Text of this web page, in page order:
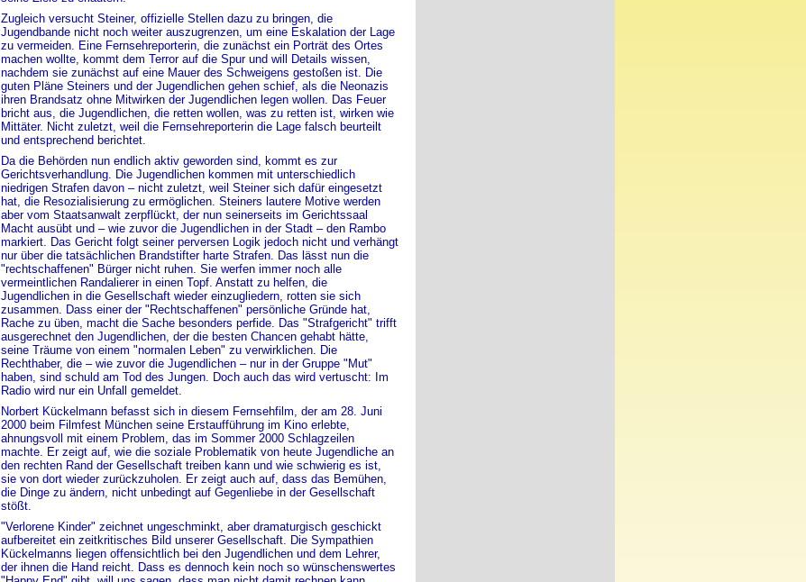
Zugleich versucht Steiner, offizielle Stellen dazu zu bringen, die
Jugendbande nicht noch weiter auszugrenzen, um eine Eskalation der Lage
zu vermeiden. Eine Fernsehreporterin, die zunächst ein Porträt des Ortes
machen wollte, kommt dem Terror auf die Spur und will Details wissen,
nachdem sie zunächst auf eine Mauer des Schweigens gestoßen ist. Die
guten Pläne Steiners und der Jugendlichen gehen schief, als die Neonazis
ihren Brandsatz ohne Mitwirken der Jugendlichen legen wollen. Das Feuer
bricht aus, die Jugendlichen, die retten wollen, was zu retten ist, wirken wie
Mittäter. Nicht zuletzt, weil die Fernsehreporterin die Lage falsch beurteilt
und entsprechend berichtet.
Da die Behörden nun endlich aktiv geworden sind, kommt es zur
Gerichtsverhandlung. Die Jugendlichen kommen mit unterschiedlich
niedrigen Strafen davon – nicht zuletzt, weil Steiner sich dafür eingesetzt
hat, die Resozialisierung zu ermöglichen. Steiners lautere Motive werden
aber vom Staatsanwalt zerpflückt, der nun seinerseits im Gerichtssaal
Macht ausübt und – wie zuvor die Jugendlichen in der Stadt – den Rambo
markiert. Das Gericht folgt seiner perversen Logik jedoch nicht und verhängt
nur über die tatsächlichen Brandstifter harte Strafen. Das lässt nun die
"rechtschaffenen" Bürger nicht ruhen. Sie werfen immer noch alle
vermeintlichen Randalierer in einen Topf. Anstatt zu helfen, die
Jugendlichen in die Gesellschaft wieder einzugliedern, rotten sie sich
zusammen. Dass einer der "Rechtschaffenen" persönliche Gründe hat,
Rache zu üben, macht die Sache besonders perfide. Das "Strafgericht" trifft
ausgerechnet den Jugendlichen, der die besten Chancen gehabt hätte,
seine Träume von einem "normalen Leben" zu verwirklichen. Die
Rechthaber, die – wie zuvor die Jugendlichen – nur in der Gruppe "Mut"
haben, sind schuld am Tod des Jungen. Doch auch das wird vertuscht: Im
Radio wird nur ein Unfall gemeldet.
Norbert Kückelmann befasst sich in diesem Fernsehfilm, der am 28. Juni
2000 beim Filmfest München seine Erstaufführung im Kino erlebte,
ahnungsvoll mit einem Problem, das im Sommer 2000 Schlagzeilen
machte. Er zeigt auf, wie die soziale Problematik von heute Jugendliche an
den rechten Rand der Gesellschaft treiben kann und wie schwierig es ist,
sie von dort wieder zurückzuholen. Er zeigt auch auf, dass das Bemühen,
die Dinge zu ändern, nicht unbedingt auf Gegenliebe in der Gesellschaft
stößt.
"Verlorene Kinder" zeichnet ungeschminkt, aber dramaturgisch geschickt
aufbereitet ein zeitkritisches Bild unserer Gesellschaft. Die Sympathien
Kückelmanns liegen offensichtlich bei den Jugendlichen und dem Lehrer,
der ihnen die Hand reicht. Dass es dennoch kein noch so wünschenswertes